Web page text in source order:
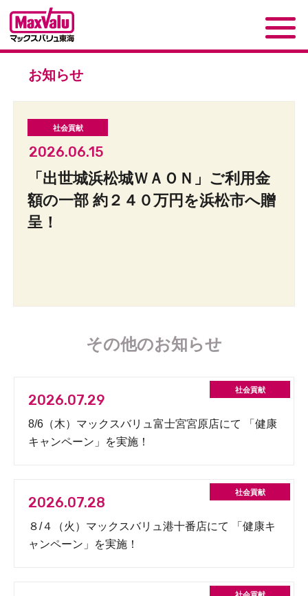
お知らせ
2026.06.15
「出世城浜松城ＷＡＯＮ」ご利用金
額の一部 約２４０万円を浜松市へ贈
呈！
その他のお知らせ
2026.07.29
8/6（木）マックスバリュ富士宮宮原店にて 「健康
キャンペーン」を実施！
2026.07.28
８/４（火）マックスバリュ港十番店にて 「健康キ
ャンペーン」を実施！